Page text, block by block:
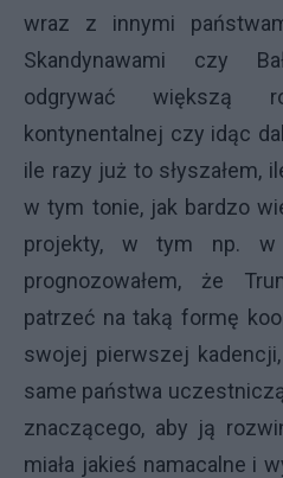
wraz z innymi
Skandynawami czy
odgrywać większą
kontynentalnej czy idąc
ile razy już to słyszałem,
w tym tonie, jak bardzo
projekty, w tym np. w
prognozowałem, że
patrzeć na taką formę
swojej pierwszej
same państwa
znaczącego, aby ją
miała jakieś namacalne i